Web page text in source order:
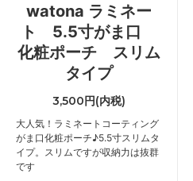
watona ラミネー
ト 5.5寸がま口
化粧ポーチ スリム
タイプ
3,500円(内税)
大人気！ラミネートコーティング
がま口化粧ポーチ♪5.5寸スリムタ
イプ。スリムですが収納力は抜群
です